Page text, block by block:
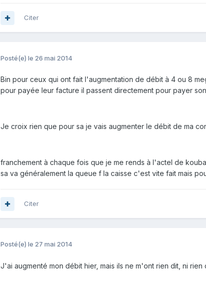
Citer
Posté(e) le 26 mai 2014
Bin pour ceux qui ont fait l'augmentation de débit à 4 ou 8
pour payée leur facture il passent directement pour payer
Je croix rien que pour sa je vais augmenter le débit de ma
franchement à chaque fois que je me rends à l'actel de
sa va généralement la queue f la caisse c'est vite fait mais
Citer
Posté(e) le 27 mai 2014
J'ai augmenté mon débit hier, mais ils ne m'ont rien dit, ni rien